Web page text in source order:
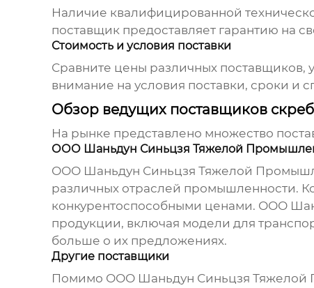
Наличие квалифицированной
поставщик предоставляет гарантию на
Стоимость и условия поставки
Сравните цены различных поставщиков,
внимание на условия поставки, сроки и
Обзор ведущих поставщиков
На рынке представлено множество
ООО Шаньдун Синьцзя Тяжелой
ООО Шаньдун Синьцзя Тяжелой
различных отраслей промышленности.
конкурентоспособными ценами. ООО
продукции, включая модели для
больше о их предложениях.
Другие поставщики
Помимо ООО Шаньдун Синьцзя Тяжелой